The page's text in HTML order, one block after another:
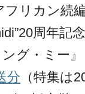
フリカン続
周年記
グ・ミー
分 （特集は